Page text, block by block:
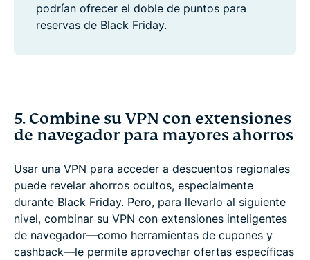
podrían ofrecer el doble de puntos para
reservas de Black Friday.
5. Combine su VPN con extensiones
de navegador para mayores ahorros
Usar una VPN para acceder a descuentos regionales
puede revelar ahorros ocultos, especialmente
durante Black Friday. Pero, para llevarlo al siguiente
nivel, combinar su VPN con extensiones inteligentes
de navegador—como herramientas de cupones y
cashback—le permite aprovechar ofertas específicas